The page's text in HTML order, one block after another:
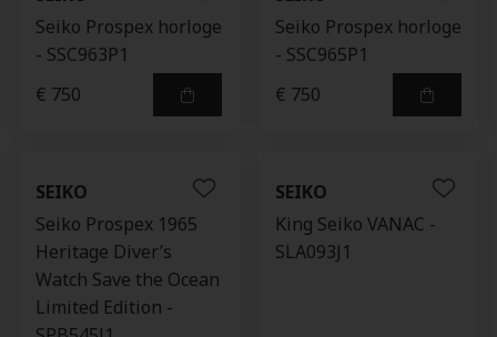
Seiko Prospex horloge
- SSC963P1
€ 750
Seiko Prospex horloge
- SSC965P1
€ 750
SEIKO
Seiko Prospex 1965
Heritage Diver’s
Watch Save the Ocean
Limited Edition -
SEIKO
King Seiko VANAC -
SLA093J1